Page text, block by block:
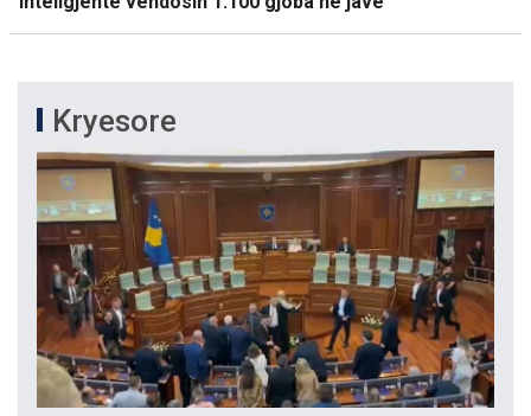
Kryesore